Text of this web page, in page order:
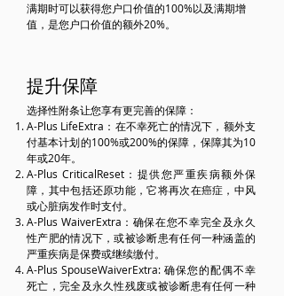
满期时可以获得您户口价值的100%以及满期增
值，是您户口价值的额外20%。
提升保障
选择性附条让您享有更完善的保障：
A-Plus LifeExtra：在不幸死亡的情况下，额外支
付基本计划的100%或200%的保障，保障其为10
年或20年。
A-Plus CriticalReset：提供您严重疾病额外保
障，其中包括还原功能，它将再次在癌症，中风
或心脏病发作时支付。
A-Plus WaiverExtra：确保在您不幸完全及永久
性产肥的情况下，或被诊断患有任何一种涵盖的
严重疾病是保费或继续缴付。
A-Plus SpouseWaiverExtra: 确保您的配偶不幸
死亡，完全及永久性残废或被诊断患有任何一种